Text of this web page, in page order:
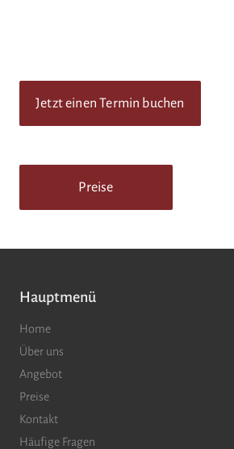
Jetzt einen Termin buchen
Preise
Hauptmenü
Home
Über uns
Angebot
Preise
Kontakt
Häufige Fragen